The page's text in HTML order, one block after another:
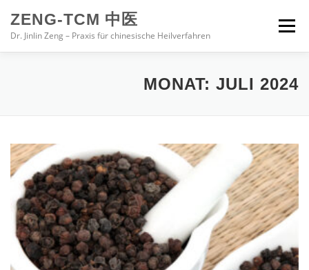
Inhalt
springen
ZENG-TCM 中医
Dr. Jinlin Zeng – Praxis für chinesische Heilverfahren
Menü
BEHANDLUNG
IMPRESSUM
MONAT: JULI 2024